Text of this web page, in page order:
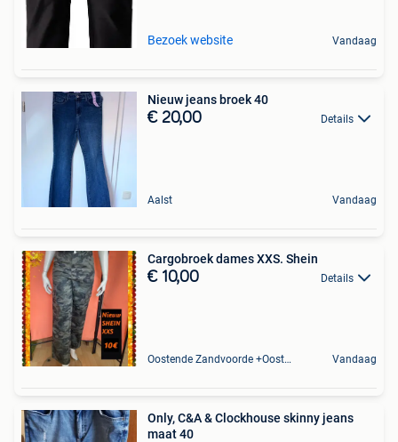
Bezoek website Vandaag
Nieuw jeans broek 40
€ 20,00 Details
Aalst Vandaag
Cargobroek dames XXS. Shein
€ 10,00 Details
Oostende Zandvoorde +Oostende Vandaag
Only, C&A & Clockhouse skinny jeans
maat 40